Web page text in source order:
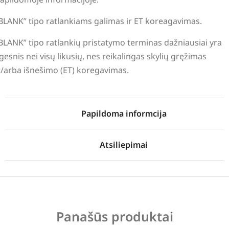
tipo ratlankiams galimas ir ET koreagavimas.
tipo ratlankių pristatymo terminas dažniausiai yra
nei visų likusių, nes reikalingas skylių gręžimas
arba išnešimo (ET) koregavimas.
Papildoma informcija
Atsiliepimai
Panašūs produktai